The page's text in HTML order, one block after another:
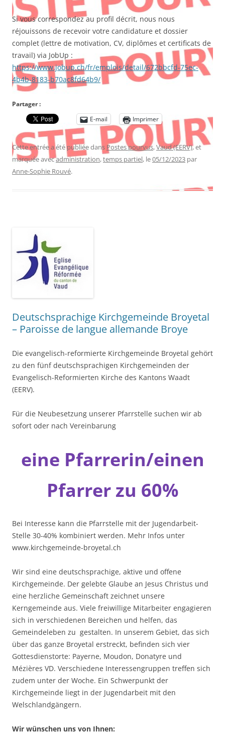
Si vous correspondez au profil décrit, nous nous
réjouissons de recevoir votre candidature et dossier
complet (lettre de motivation, CV, diplômes et certificats de
travail) via JobUp :
https://www.jobup.ch/fr/emplois/detail/672bbcfd-75ec-
4b4b-8183-b70ac8fd64b9/
Partager :
E-mail
Imprimer
Cette entrée a été publiée dans Postes pourvus,Vaud (EERV), et
marquée avecadministration,temps partiel, le05/12/2023 par
Anne-Sophie Rouvé.
Deutschsprachige Kirchgemeinde Broyetal
– Paroisse de langue allemande Broye
Die evangelisch-reformierte Kirchgemeinde Broyetal gehört
zu den fünf deutschsprachigen Kirchgemeinden der
Evangelisch-Reformierten Kirche des Kantons Waadt
(EERV).
Für die Neubesetzung unserer Pfarrstelle suchen wir ab
sofort oder nach Vereinbarung
eine Pfarrerin/einen
Pfarrer zu 60%
Bei Interesse kann die Pfarrstelle mit der Jugendarbeit-
Stelle 30-40% kombiniert werden. Mehr Infos unter
www.kirchgemeinde-broyetal.ch
Wir sind eine deutschsprachige, aktive und offene
Kirchgemeinde. Der gelebte Glaube an Jesus Christus und
eine herzliche Gemeinschaft zeichnet unsere
Kerngemeinde aus. Viele freiwillige Mitarbeiter engagieren
sich in verschiedenen Bereichen und helfen, das
Gemeindeleben zu gestalten. In unserem Gebiet, das sich
über das ganze Broyetal erstreckt, befinden sich vier
Gottesdienstorte: Payerne, Moudon, Donatyre und
Mézières VD. Verschiedene Interessengruppen treffen sich
zudem unter der Woche. Ein Schwerpunkt der
Kirchgemeinde liegt in der Jugendarbeit mit den
Welschlandgängern.
Wir wünschen uns von Ihnen: